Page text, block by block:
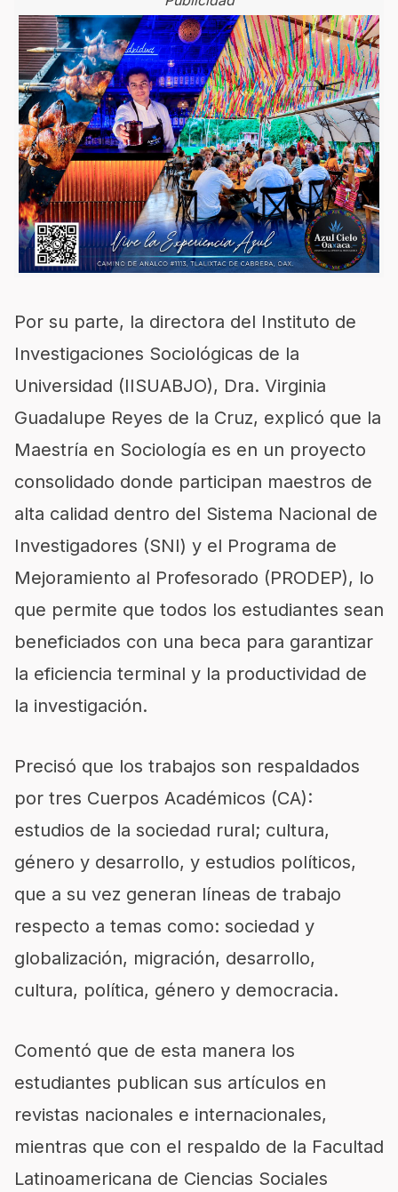
Por su parte, la directora del Instituto de
Investigaciones Sociológicas de la
Universidad (IISUABJO), Dra. Virginia
Guadalupe Reyes de la Cruz, explicó que la
Maestría en Sociología es en un proyecto
consolidado donde participan maestros de
alta calidad dentro del Sistema Nacional de
Investigadores (SNI) y el Programa de
Mejoramiento al Profesorado (PRODEP), lo
que permite que todos los estudiantes sean
beneficiados con una beca para garantizar
la eficiencia terminal y la productividad de
la investigación.
Precisó que los trabajos son respaldados
por tres Cuerpos Académicos (CA):
estudios de la sociedad rural; cultura,
género y desarrollo, y estudios políticos,
que a su vez generan líneas de trabajo
respecto a temas como: sociedad y
globalización, migración, desarrollo,
cultura, política, género y democracia.
Comentó que de esta manera los
estudiantes publican sus artículos en
revistas nacionales e internacionales,
mientras que con el respaldo de la Facultad
Latinoamericana de Ciencias Sociales